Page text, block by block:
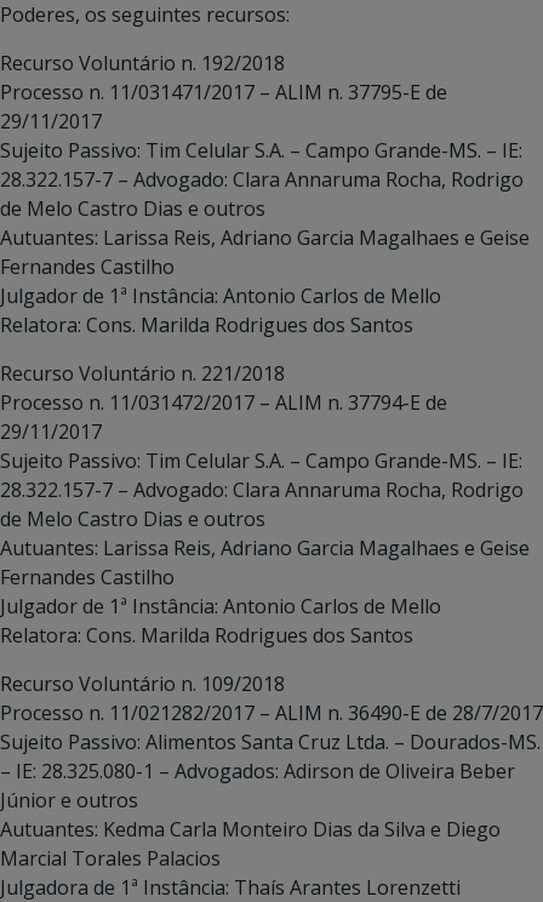
Poderes, os seguintes recursos:
Recurso Voluntário n. 192/2018
Processo n. 11/031471/2017 – ALIM n. 37795-E de
29/11/2017
Sujeito Passivo: Tim Celular S.A. – Campo Grande-MS. – IE:
28.322.157-7 – Advogado: Clara Annaruma Rocha, Rodrigo
de Melo Castro Dias e outros
Autuantes: Larissa Reis, Adriano Garcia Magalhaes e Geise
Fernandes Castilho
Julgador de 1ª Instância: Antonio Carlos de Mello
Relatora: Cons. Marilda Rodrigues dos Santos
Recurso Voluntário n. 221/2018
Processo n. 11/031472/2017 – ALIM n. 37794-E de
29/11/2017
Sujeito Passivo: Tim Celular S.A. – Campo Grande-MS. – IE:
28.322.157-7 – Advogado: Clara Annaruma Rocha, Rodrigo
de Melo Castro Dias e outros
Autuantes: Larissa Reis, Adriano Garcia Magalhaes e Geise
Fernandes Castilho
Julgador de 1ª Instância: Antonio Carlos de Mello
Relatora: Cons. Marilda Rodrigues dos Santos
Recurso Voluntário n. 109/2018
Processo n. 11/021282/2017 – ALIM n. 36490-E de 28/7/2017
Sujeito Passivo: Alimentos Santa Cruz Ltda. – Dourados-MS.
– IE: 28.325.080-1 – Advogados: Adirson de Oliveira Beber
Júnior e outros
Autuantes: Kedma Carla Monteiro Dias da Silva e Diego
Marcial Torales Palacios
Julgadora de 1ª Instância: Thaís Arantes Lorenzetti